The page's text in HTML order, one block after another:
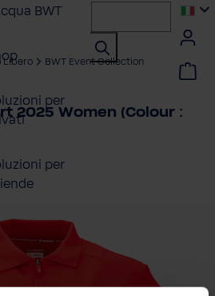
BWT
per
per
Clienti
Libero BWT Event Collection
2025 Women (Colour :